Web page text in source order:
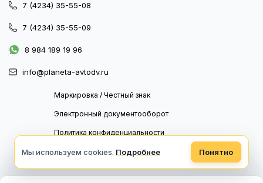
7 (4234) 35-55-08
7 (4234) 35-55-09
8 984 189 19 96
info@planeta-avtodv.ru
Маркировка / Честный знак
Электронный документооборот
Политика конфиденциальности
Политика обработки персональных данных
Мы используем cookies. Подробнее Понятно